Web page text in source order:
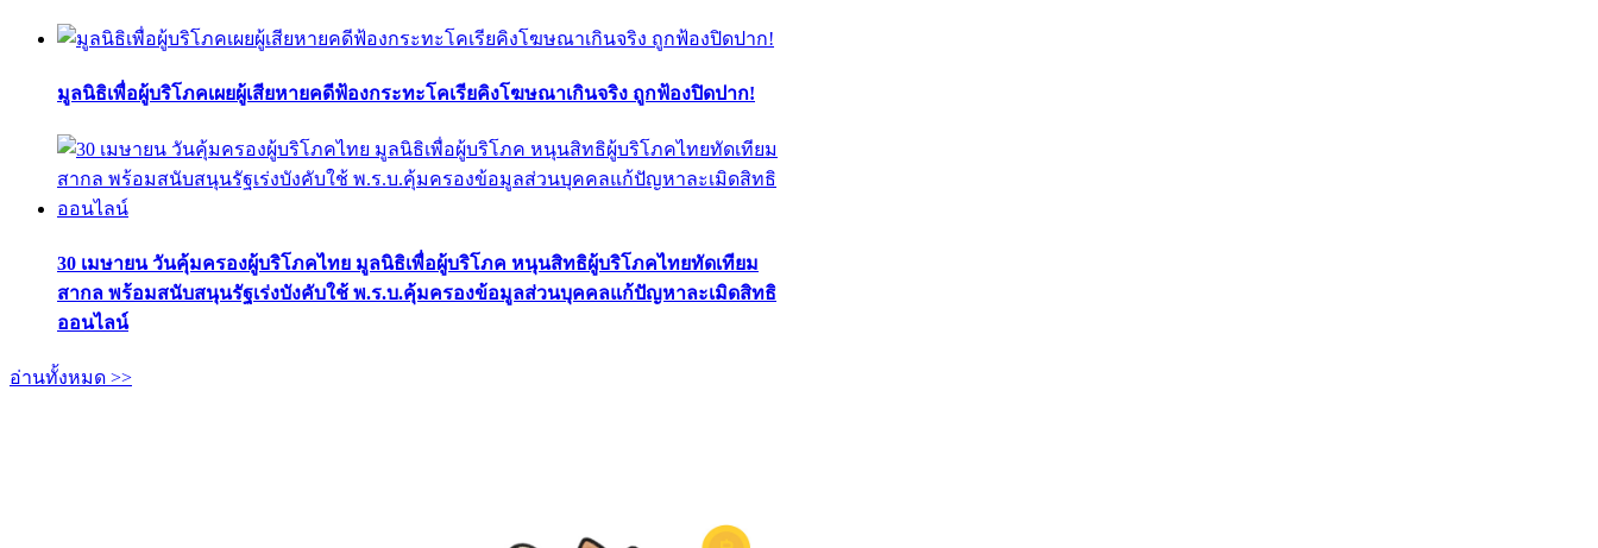
มูลนิธิเพื่อผู้บริโภคเผยผู้เสียหายคดีฟ้องกระทะโคเรียคิงโฆษณาเกินจริง ถูกฟ้องปิดปาก!
30 เมษายน วันคุ้มครองผู้บริโภคไทย มูลนิธิเพื่อผู้บริโภค หนุนสิทธิผู้บริโภคไทยทัดเทียม
สากล พร้อมสนับสนุนรัฐเร่งบังคับใช้ พ.ร.บ.คุ้มครองข้อมูลส่วนบุคคลแก้ปัญหาละเมิดสิทธิ
ออนไลน์
อ่านทั้งหมด >>